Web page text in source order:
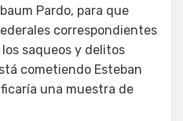
Pardo, para que
correspondientes
saqueos y delitos
cometiendo Esteban
una muestra de